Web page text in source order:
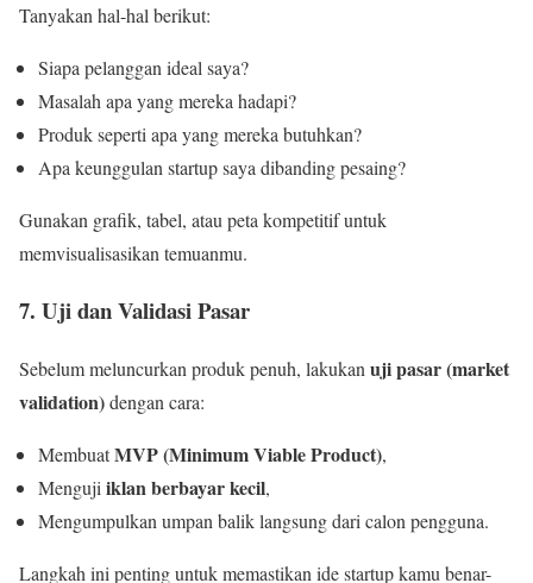
Tanyakan hal-hal berikut:
Siapa pelanggan ideal saya?
Masalah apa yang mereka hadapi?
Produk seperti apa yang mereka butuhkan?
Apa keunggulan startup saya dibanding pesaing?
Gunakan grafik, tabel, atau peta kompetitif untuk
memvisualisasikan temuanmu.
7. Uji dan Validasi Pasar
Sebelum meluncurkan produk penuh, lakukan uji pasar (market
validation)dengan cara:
MembuatMVP (Minimum Viable Product),
Menguji iklan berbayar kecil,
Mengumpulkan umpan balik langsung dari calon pengguna.
Langkah ini penting untuk memastikan ide startup kamu benar-